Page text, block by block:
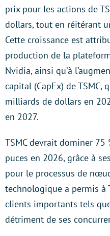
prix pour les actions de
dollars, tout en réitérant
Cette croissance est
production de la
Nvidia, ainsi qu’à
capital (CapEx) de TSMC,
milliards de dollars en
en 2027.
TSMC devrait dominer
puces en 2026, grâce à
pour le processus de
technologique a permis à
clients importants tels
détriment de ses